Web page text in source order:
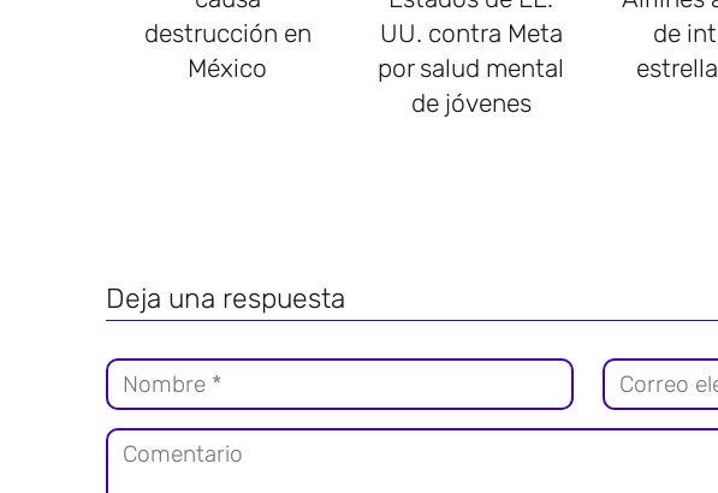
destrucción en
México
UU. contra Meta
por salud mental
de jóvenes
de
Deja una respuesta